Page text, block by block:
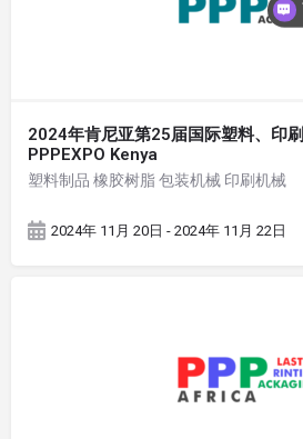
2024年肯尼亚第25届国际塑料、印
PPPEXPO Kenya
塑料制品 橡胶树脂 包装机械 印刷机械
2024年 11月 20日 - 2024年 11月 22日